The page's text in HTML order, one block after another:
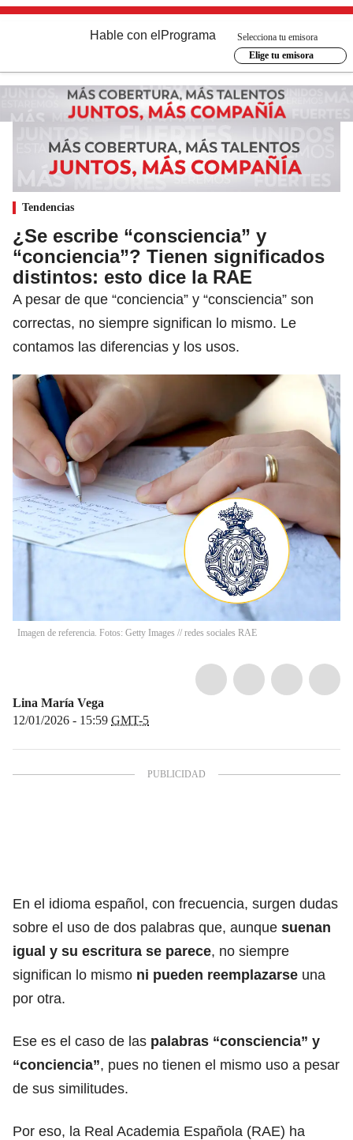
Hable con el Programa
Selecciona tu emisora
Elige tu emisora
Tendencias
¿Se escribe “consciencia” y
“conciencia”? Tienen significados
distintos: esto dice la RAE
A pesar de que “conciencia” y “consciencia” son
correctas, no siempre significan lo mismo. Le
contamos las diferencias y los usos.
Imagen de referencia. Fotos: Getty Images // redes sociales RAE
Lina María Vega
12/01/2026 - 15:59 GMT-5
En el idioma español, con frecuencia, surgen dudas
sobre el uso de dos palabras que, aunque suenan
igual y su escritura se parece, no siempre
significan lo mismo ni pueden reemplazarse una
por otra.
Ese es el caso de las palabras “consciencia” y
“conciencia”, pues no tienen el mismo uso a pesar
de sus similitudes.
Por eso, la Real Academia Española (RAE) ha